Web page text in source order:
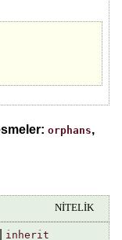
orphans,
NİTELİK
inherit